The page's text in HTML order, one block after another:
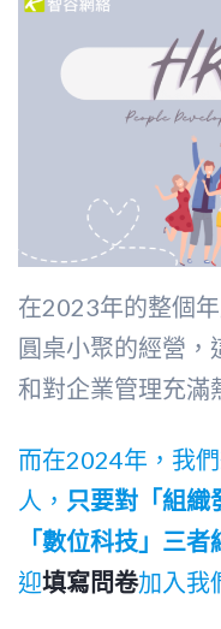
在2023年的整個
圓桌小聚的經營，
和對企業管理充滿
而在2024年，我
人， 只要對「組織
「數位科技」三
迎填寫問卷加入我